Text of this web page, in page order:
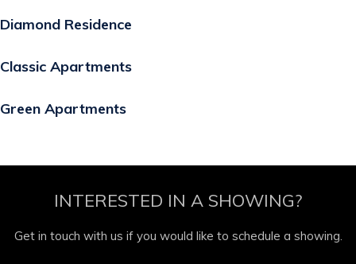
Diamond Residence
Classic Apartments
Green Apartments
INTERESTED IN A SHOWING?
Get in touch with us if you would like to schedule a showing.